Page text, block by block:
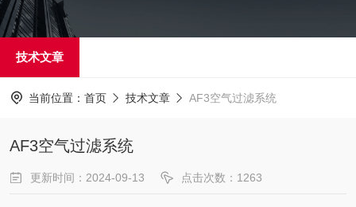
技术文章
当前位置： 首页 技术文章 AF3空气过滤系统
AF3空气过滤系统
更新时间：2024-09-13 点击次数：1263